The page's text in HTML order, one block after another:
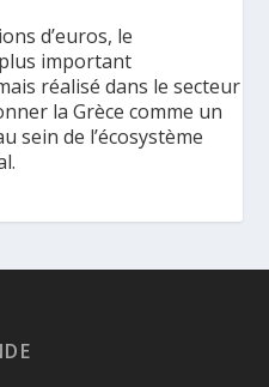
d’euros, le
important
réalisé dans le secteur
la Grèce comme un
sein de l’écosystème
la sécurité,
les principaux axes de